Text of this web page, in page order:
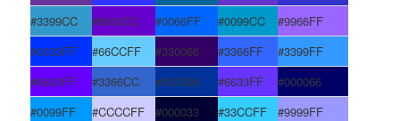
#3399CC
#6600CC #0066FF #0099CC
#9966FF
#0033FF
#66CCFF #330066 #3366FF
#3399FF
#6600FF
#3366CC #003399 #6633FF
#000066
#0099FF
#CCCCFF #000033 #33CCFF
#9999FF